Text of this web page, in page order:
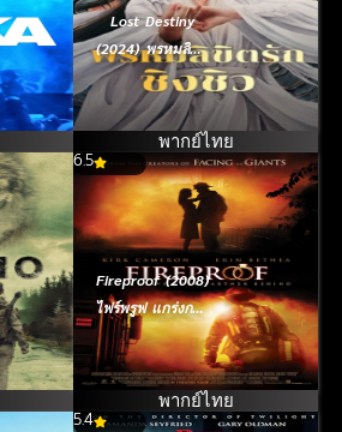
Lost Destiny
(2024) พรหมลิขิต
รักชิงชิว
พากย์ไทย
6.5
Fireproof (2008)
ไฟร์พรูฟ แกร่งกว่า
ไฟ หัวใจวีรบุรุษ
พากย์ไทย
5.4